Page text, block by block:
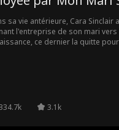
sa vie antérieure, Cara Sinclair
l'entreprise de son mari
ce dernier la quitte
3.1k